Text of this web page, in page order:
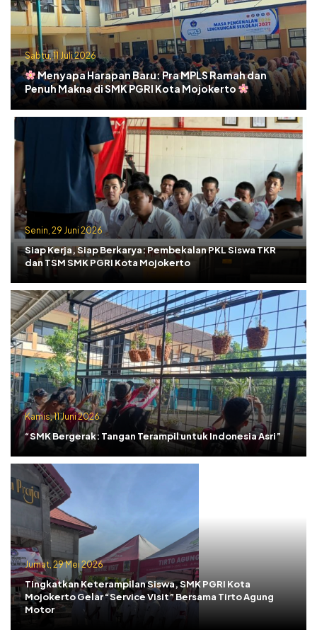
Sabtu, 11 Juli 2026
Menyapa Harapan Baru: Pra MPLS Ramah dan
Penuh Makna di SMK PGRI Kota Mojokerto
Senin, 29 Juni 2026
Siap Kerja, Siap Berkarya: Pembekalan PKL Siswa TKR
dan TSM SMK PGRI Kota Mojokerto
Kamis, 11 Juni 2026
“SMK Bergerak: Tangan Terampil untuk Indonesia Asri”
Jumat, 29 Mei 2026
Tingkatkan Keterampilan Siswa, SMK PGRI Kota
Mojokerto Gelar “Service Visit” Bersama Tirto Agung
Motor